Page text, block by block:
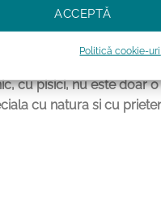
ACCEPTĂ
Politică cookie-uri
va fi uscat la uscatorul
cu pisici, nu este doar
cu natura si cu